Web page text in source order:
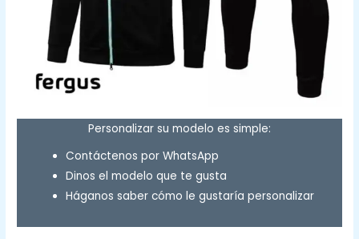
Personalizar su modelo es simple:
Contáctenos por WhatsApp
Dinos el modelo que te gusta
Háganos saber cómo le gustaría personalizar